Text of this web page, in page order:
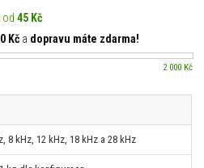
od 45 Kč
Kč a dopravu máte zdarma!
2 000 Kč
8 kHz, 12 kHz, 18 kHz a 28 kHz